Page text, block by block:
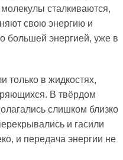
сталкиваются,
свою энергию и
большей энергией, уже в
только в жидкостях,
В твёрдом
слишком близко
и гасили
и передача энергии не